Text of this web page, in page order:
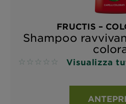
FRUCTIS –
Shampoo
No reviews Visualizza